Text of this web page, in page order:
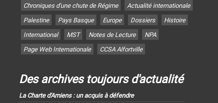
Chroniques d'une chute de Régime
Actualité internationale
Palestine
Pays Basque Europe Dossiers
Histoire
International
MST Notes de Lecture
NPA
Page Web Internationale
CCSA Alfortville
Des archives toujours d'actualité
La Charte d'Amiens : un acquis à défendre